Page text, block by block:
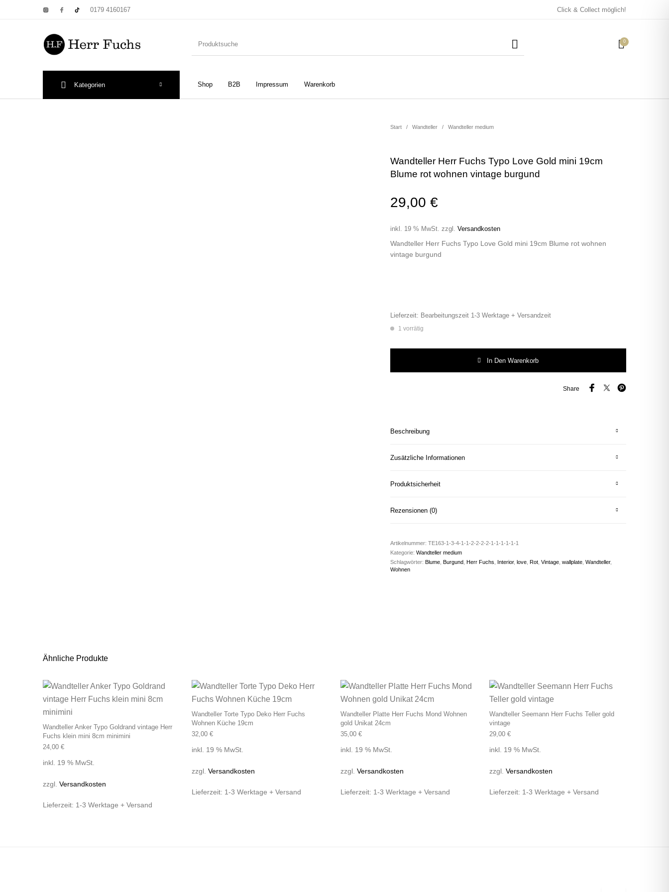
0179 4160167 Click & Collect möglich!
0
Shop B2B Impressum Warenkorb
Kategorien
Taschen/Turnbeutel Tassen
Start / Wandteller / Wandteller medium
Wandteller Herr Fuchs Typo Love Gold mini 19cm
Blume rot wohnen vintage burgund
29,00 €
inkl. 19 % MwSt. zzgl. Versandkosten
Wandteller Herr Fuchs Typo Love Gold mini 19cm Blume rot wohnen
vintage burgund
Lieferzeit: Bearbeitungszeit 1-3 Werktage + Versandzeit
1 vorrätig
In Den Warenkorb
Share
Beschreibung
Zusätzliche Informationen
Produktsicherheit
Rezensionen (0)
Artikelnummer: TE163-1-3-4-1-1-2-2-2-2-1-1-1-1-1-1
Kategorie: Wandteller medium
Schlagwörter: Blume, Burgund, Herr Fuchs Interior, love, Rot, Vintage, wallplate, Wandteller,
Wohnen
Ähnliche Produkte
Wandteller Anker Typo Goldrand vintage Herr
Fuchs klein mini 8cm minimini
24,00 €
inkl. 19 % MwSt.
zzgl. Versandkosten
Lieferzeit: 1-3 Werktage + Versand
Wandteller Torte Typo Deko Herr Fuchs
Wohnen Küche 19cm
32,00 €
inkl. 19 % MwSt.
zzgl. Versandkosten
Lieferzeit: 1-3 Werktage + Versand
Wandteller Platte Herr Fuchs Mond Wohnen
gold Unikat 24cm
35,00 €
inkl. 19 % MwSt.
zzgl. Versandkosten
Lieferzeit: 1-3 Werktage + Versand
Wandteller Seemann Herr Fuchs Teller gold
vintage
29,00 €
inkl. 19 % MwSt.
zzgl. Versandkosten
Lieferzeit: 1-3 Werktage + Versand